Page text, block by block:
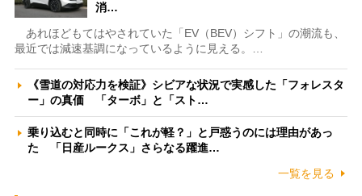
消…
あれほどもてはやされていた「EV（BEV）シフト」の潮流も、
最近では減速基調になっているように見える。…
《雪道の対応力を検証》シビアな状況で実感した「フォレスタ
ー」の真価 「ターボ」と「スト…
乗り込むと同時に「これが軽？」と戸惑うのには理由があっ
た 「日産ルークス」さらなる躍進…
一覧を見る